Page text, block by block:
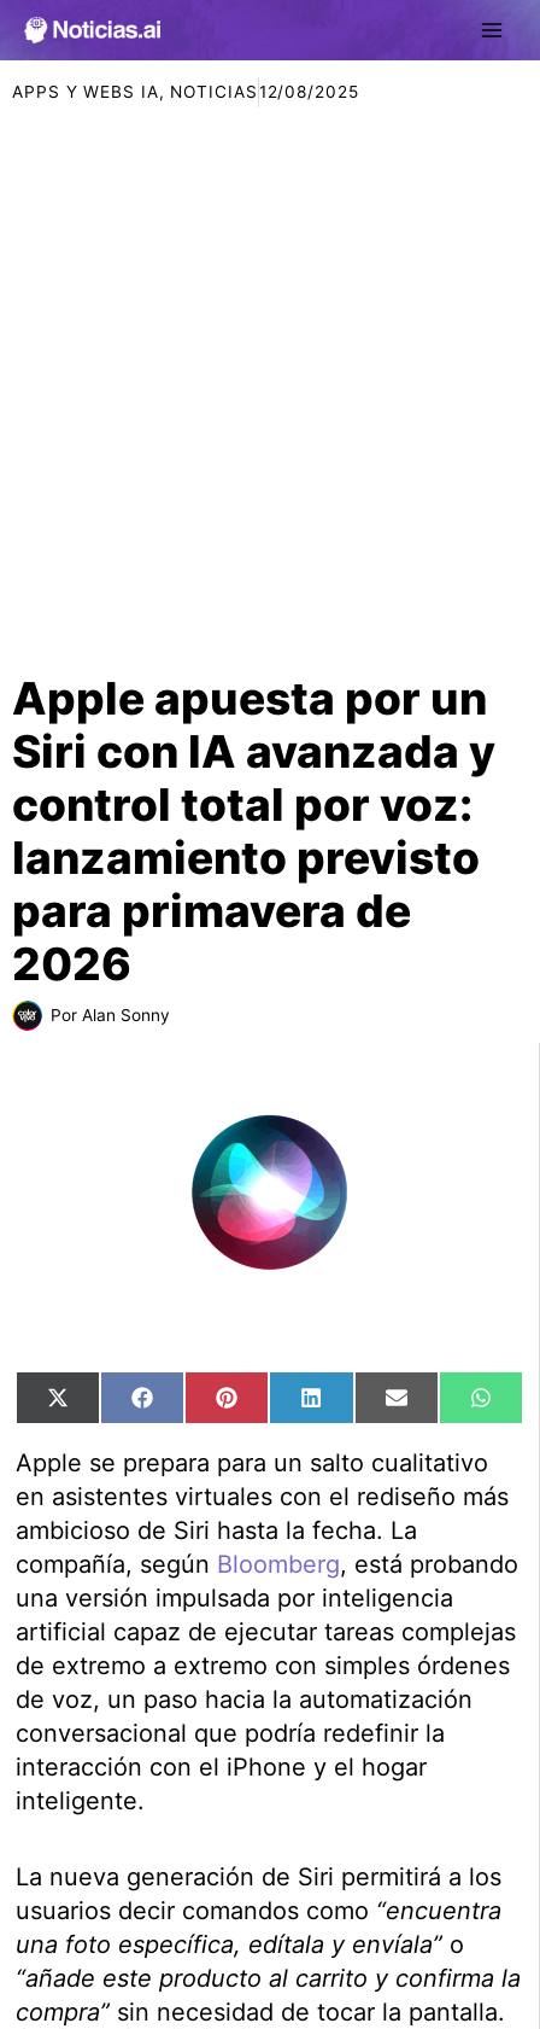
APPS Y WEBS IA, NOTICIAS12/08/2025
Apple apuesta por un
Siri con IA avanzada y
control total por voz:
lanzamiento previsto
para primavera de
2026
Por Alan Sonny
Compartir
en
X
Compartir
en
FacebookCompartir
en
PinterestCompartir
en
LinkedInCompartir
en
Email
en
Apple se prepara para un salto cualitativo
en asistentes virtuales con el rediseño más
ambicioso de Siri hasta la fecha. La
compañía, según Bloomberg, está probando
una versión impulsada por inteligencia
artificial capaz de ejecutar tareas complejas
de extremo a extremo con simples órdenes
de voz, un paso hacia la automatización
conversacional que podría redefinir la
interacción con el iPhone y el hogar
inteligente.
La nueva generación de Siri permitirá a los
usuarios decir comandos como “encuentra
una foto específica, edítala y envíala” o
“añade este producto al carrito y confirma la
compra” sin necesidad de tocar la pantalla.